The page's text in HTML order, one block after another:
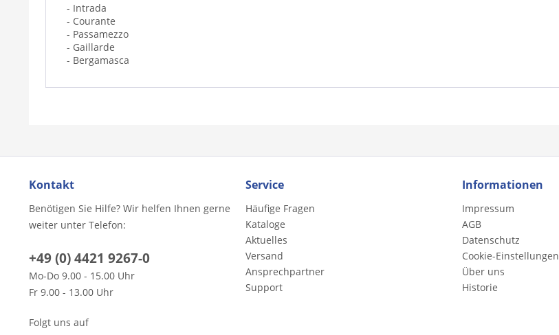
- Intrada
- Courante
- Passamezzo
- Gaillarde
- Bergamasca
Kontakt
Benötigen Sie Hilfe? Wir helfen Ihnen gerne
weiter unter Telefon:
+49 (0) 4421 9267-0
Mo-Do 9.00 - 15.00 Uhr
Fr 9.00 - 13.00 Uhr
Folgt uns auf
Service
Häufige Fragen
Kataloge
Aktuelles
Versand
Ansprechpartner
Support
Informationen
Impressum
AGB
Datenschutz
Cookie-Einstellungen
Über uns
Historie